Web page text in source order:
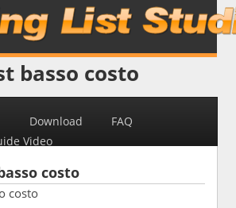
basso costo
Download
FAQ
Video
costo
costo